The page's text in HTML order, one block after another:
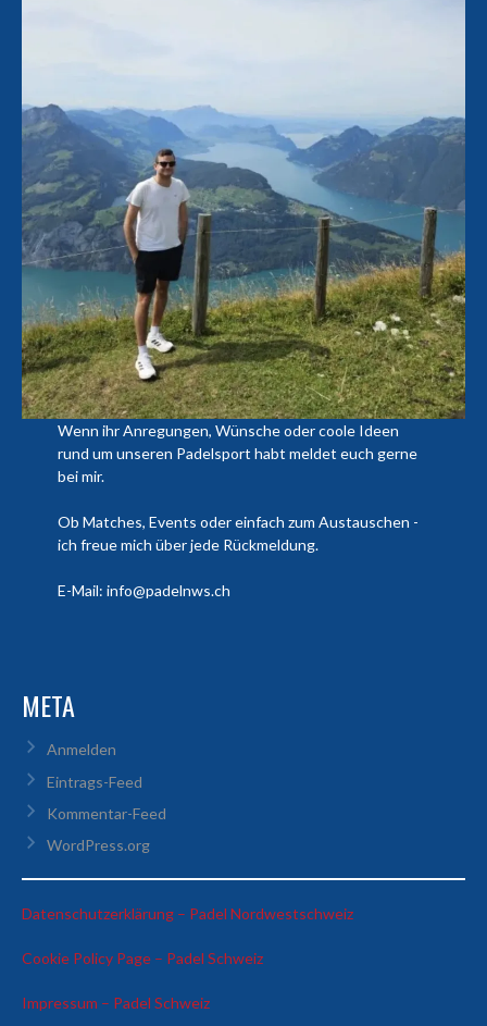
Wenn ihr Anregungen, Wünsche oder coole Ideen
rund um unseren Padelsport habt meldet euch gerne
bei mir.
Ob Matches, Events oder einfach zum Austauschen -
ich freue mich über jede Rückmeldung.
E-Mail: info@padelnws.ch
META
Anmelden
Eintrags-Feed
Kommentar-Feed
WordPress.org
Datenschutzerklärung – Padel Nordwestschweiz:
Cookie Policy Page – Padel Schweiz:
Impressum – Padel Schweiz: